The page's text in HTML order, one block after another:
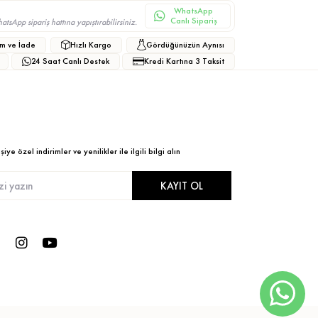
sipariş hattına yapıştırabilirsiniz.
WhatsApp
Canlı Sipariş
ve İade Hızlı Kargo
Gördüğünüzün Aynısı
24 Saat Canlı Destek
Kredi Kartına 3 Taksit
özel indirimler ve yenilikler ile ilgili bilgi alın
KAYIT OL